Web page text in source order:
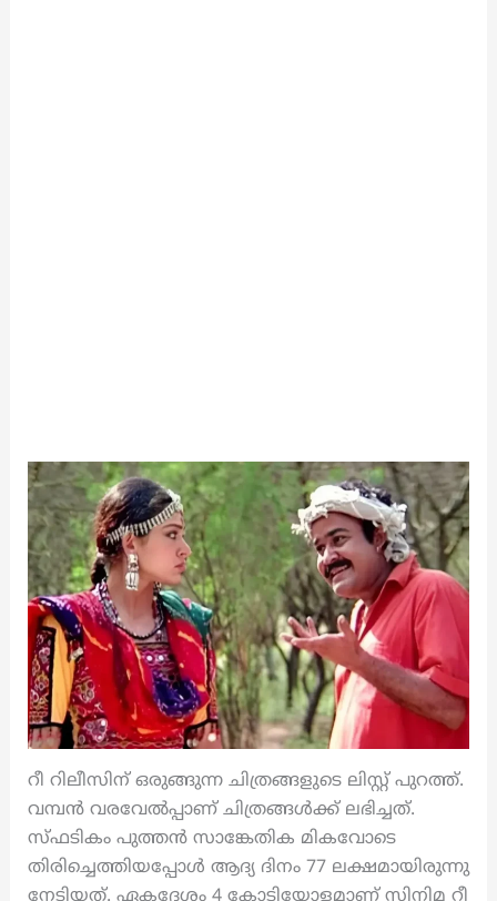
റീ റിലീസിന് ഒരുങ്ങുന്ന ചിത്രങ്ങളുടെ ലിസ്റ്റ് പുറത്ത്.
വമ്പൻ വരവേൽപ്പാണ് ചിത്രങ്ങൾക്ക് ലഭിച്ചത്.
സ്‌ഫടികം പുത്തൻ സാങ്കേതിക മികവോടെ
തിരിച്ചെത്തിയപ്പോൾ ആദ്യ ദിനം 77 ലക്ഷമായിരുന്നു